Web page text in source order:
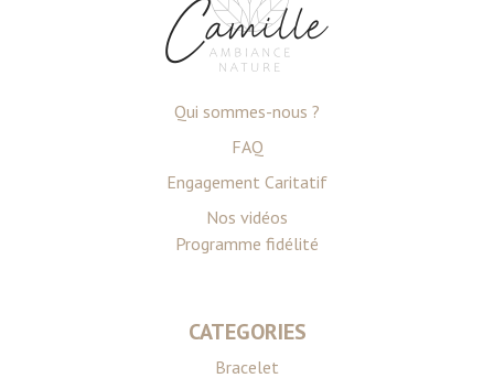
Qui sommes-nous ?
FAQ
Engagement Caritatif
Nos vidéos
Programme fidélité
CATEGORIES
Bracelet